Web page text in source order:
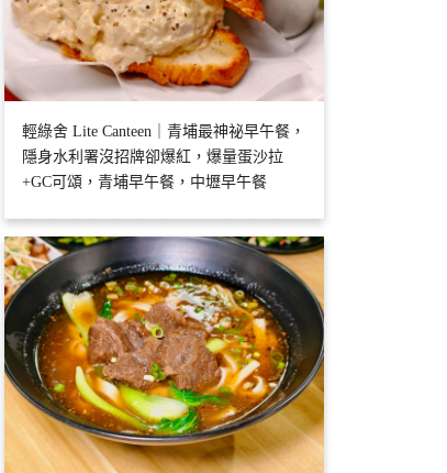
輕綠舍 Lite Canteen｜青埔最神祕早午餐，
隱身水利署沒招牌卻爆紅，爆量蛋沙拉
+GC可頌，青埔早午餐，中壢早午餐